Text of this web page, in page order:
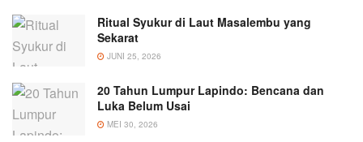
Ritual Syukur di Laut Masalembu yang
Sekarat
JUNI 25, 2026
20 Tahun Lumpur Lapindo: Bencana dan
Luka Belum Usai
MEI 30, 2026